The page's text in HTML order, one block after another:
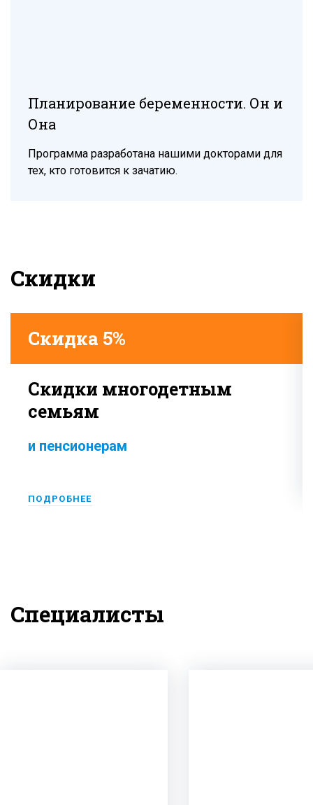
Планирование беременности. Он и
Она
Программа разработана нашими докторами для
тех, кто готовится к зачатию.
Скидки
Скидка 5%
Скидки многодетным
семьям
и пенсионерам
ПОДРОБНЕЕ
Специалисты